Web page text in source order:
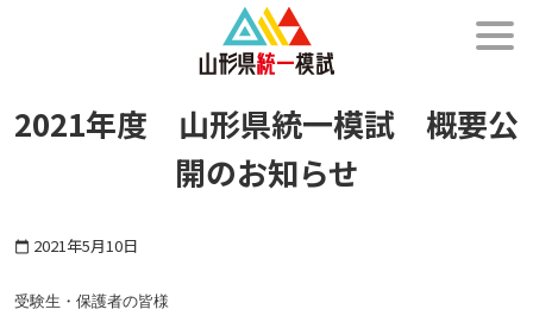
2021年度 山形県統一模試 概要公
開のお知らせ
calendar_today 2021年5月10日
受験生・保護者の皆様